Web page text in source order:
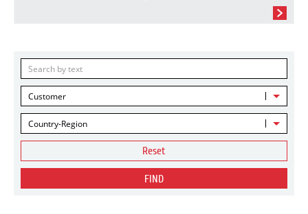
Customer
Country-Region
Reset
FIND